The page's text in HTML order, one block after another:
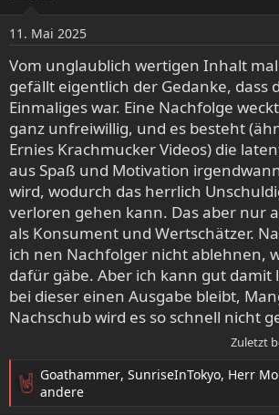
o
n
e
n
:
11. Mai 2025
Vom unglaublich wertigen Inhalt
gefällt eigentlich der Gedanke, dass
Einmaliges war. Eine Nachfolge
ganz unfreiwillig, und es besteht
Ernies Krachmucker Videos) die
aus Spaß und Motivation
wird, wodurch das herrlich
verloren gehen kann. Das aber nur
als Konsument und Wertschätzer.
ich nen Nachfolger nicht ablehnen,
dafür gäbe. Aber ich kann gut damit
bei dieser einen Ausgabe bleibt,
Nachschub wird es so schnell nicht
Zuletzt
R
Goathammer, SunriseInTokyo, Herr
andere